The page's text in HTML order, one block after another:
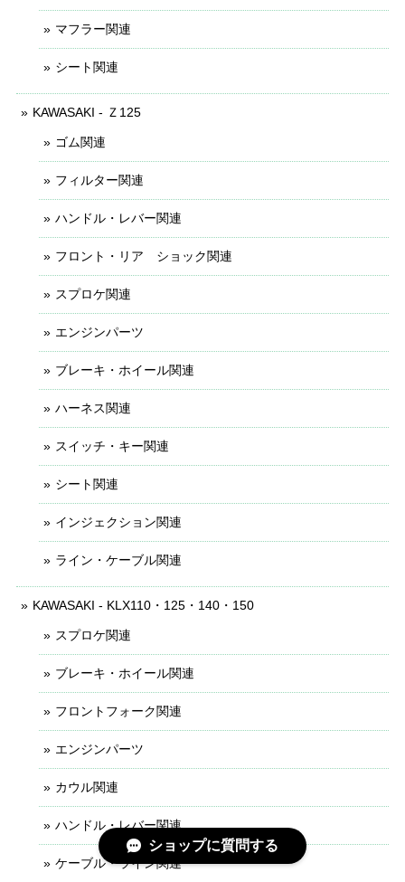
マフラー関連
シート関連
KAWASAKI - Ｚ125
ゴム関連
フィルター関連
ハンドル・レバー関連
フロント・リア ショック関連
スプロケ関連
エンジンパーツ
ブレーキ・ホイール関連
ハーネス関連
スイッチ・キー関連
シート関連
インジェクション関連
ライン・ケーブル関連
KAWASAKI - KLX110・125・140・150
スプロケ関連
ブレーキ・ホイール関連
フロントフォーク関連
エンジンパーツ
カウル関連
ハンドル・レバー関連
ケーブル・ライン関連
ショップに質問する